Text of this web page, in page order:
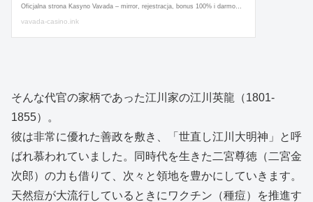
そんな代官の家柄であった江川家の江川英龍（1801-
1855）。
彼は非常に優れた善政を敷き、「世直し江川大明神」と呼
ばれ慕われていました。同時代を生きた二宮尊徳（二宮金
次郎）の力も借りて、次々と領地を豊かにしていきます。
天然痘が大流行しているときにワクチン（種痘）を推進す